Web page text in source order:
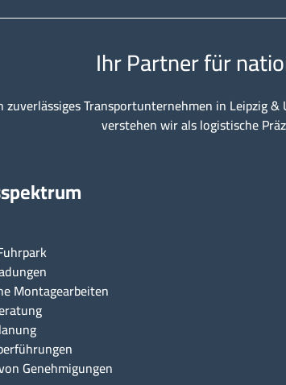
Ihr Partner für
zuverlässiges Transportunternehmen in Leipzig
verstehen wir als logistische
Montagearbeiten
Genehmigungen